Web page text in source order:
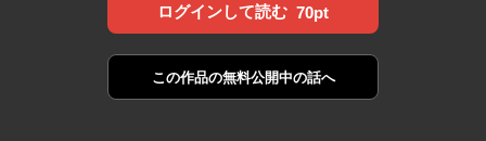
ログインして読む 70pt
この作品の無料公開中の話へ